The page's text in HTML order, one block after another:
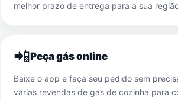
melhor prazo de entrega para a sua
📲Peça gás online
Baixe o app e faça seu pedido sem
várias revendas de gás de cozinha para